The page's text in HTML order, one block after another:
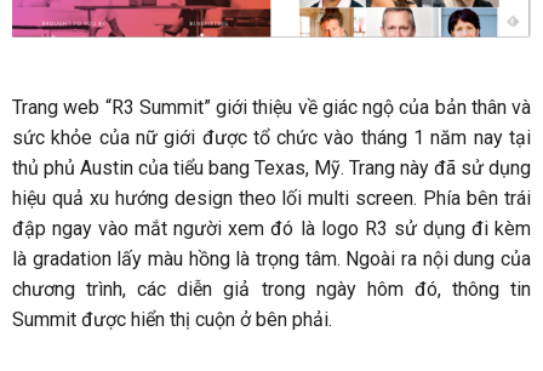
Trang web “R3 Summit” giới thiệu về giác ngộ của bản thân và
sức khỏe của nữ giới được tổ chức vào tháng 1 năm nay tại
thủ phủ Austin của tiểu bang Texas, Mỹ. Trang này đã sử dụng
hiệu quả xu hướng design theo lối multi screen. Phía bên trái
đập ngay vào mắt người xem đó là logo R3 sử dụng đi kèm
là gradation lấy màu hồng là trọng tâm. Ngoài ra nội dung của
chương trình, các diễn giả trong ngày hôm đó, thông tin
Summit được hiển thị cuộn ở bên phải.